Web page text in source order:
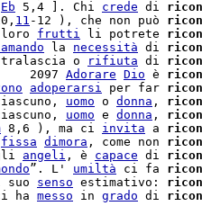
Eb 5,4 ]. Chi crede di
11 -12 ), che non può
frutti li potrete
la necessità di
o rifiuta di
2097 Adorare Dio è
adoperarsi per far
uomo o donna ,
uomo e donna ,
8,6 ), ma ci invita a
fissa dimora , come non
angeli , è capace di
”. L' umiltà ci fa
senso estimativo:
ha messo in grado di